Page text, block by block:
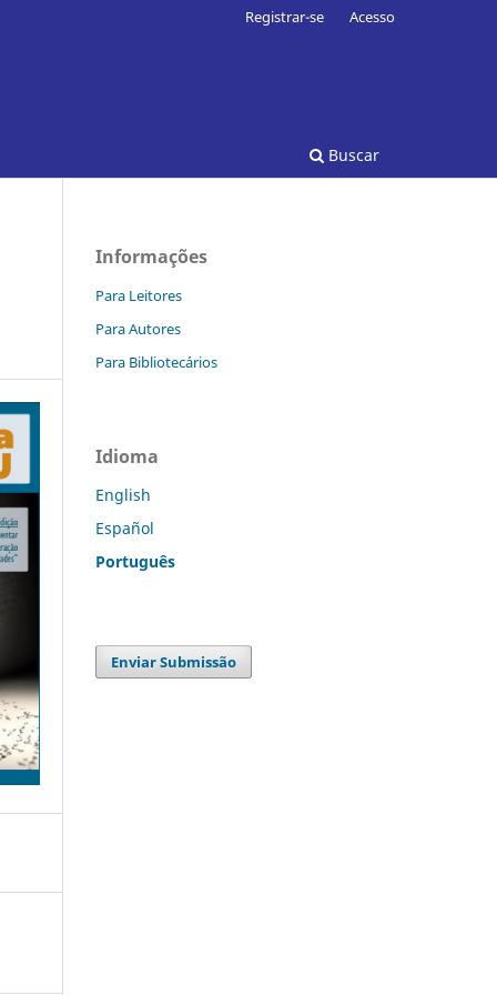
Buscar
Registrar-se Acesso
Informações
Para Leitores
Para Autores
Para Bibliotecários
Idioma
English
Español
Português
Enviar Submissão